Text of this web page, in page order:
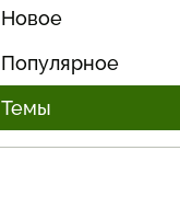
Новое
Популярное
Темы